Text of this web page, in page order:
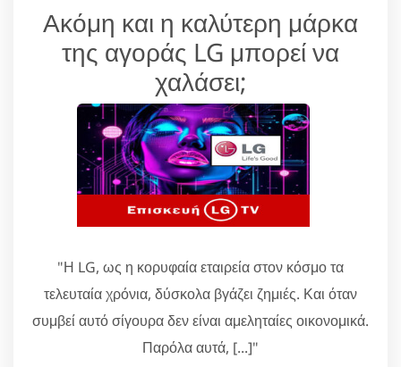
Ακόμη και η καλύτερη μάρκα
της αγοράς LG μπορεί να
χαλάσει;
"Η LG, ως η κορυφαία εταιρεία στον κόσμο τα
τελευταία χρόνια, δύσκολα βγάζει ζημιές. Και όταν
συμβεί αυτό σίγουρα δεν είναι αμεληταίες οικονομικά.
Παρόλα αυτά, [...]"